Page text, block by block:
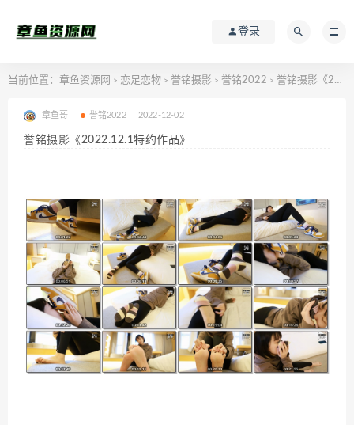
登录
当前位置： 章鱼资源网 > 恋足恋物 > 誉铭摄影 > 誉铭2022 > 誉铭摄影《2022.12.1特约作品》
章鱼哥 誉铭2022 2022-12-02
誉铭摄影《2022.12.1特约作品》